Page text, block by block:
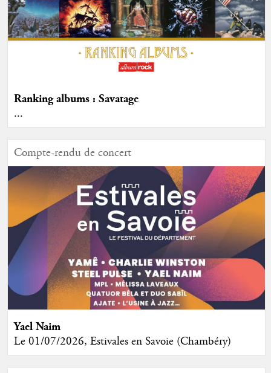
Ranking albums : Savatage
...
Compte-rendu de concert
Yael Naim
Le 01/07/2026, Estivales en Savoie (Chambéry)